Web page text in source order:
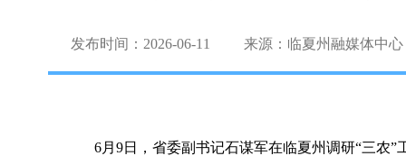
发布时间：2026-06-11 来源：临夏州融媒体中心
6月9日，省委副书记石谋军在临夏州调研“三农”